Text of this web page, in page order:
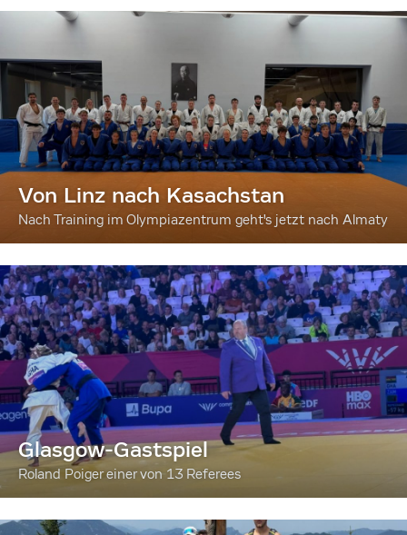
Von Linz nach Kasachstan
Nach Training im Olympiazentrum geht's jetzt nach Almaty
Glasgow-Gastspiel
Roland Poiger einer von 13 Referees